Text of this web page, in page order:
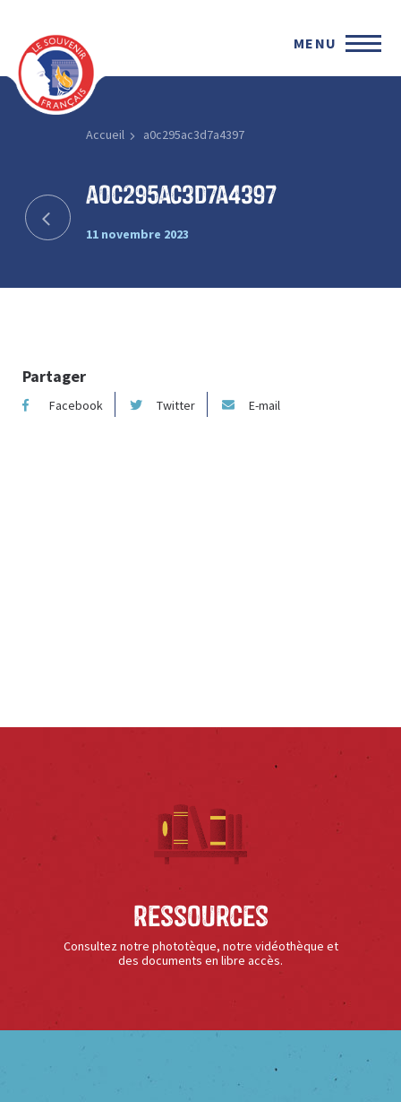
MENU
Accueil a0c295ac3d7a4397
a0c295ac3d7a4397
11 novembre 2023
Partager
Facebook Twitter E-mail
Ressources
Consultez notre phototèque, notre vidéothèque et
des documents en libre accès.